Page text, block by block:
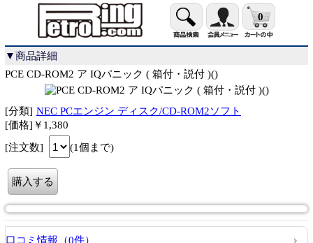
0
▼商品詳細
PCE CD-ROM2 ア IQパニック ( 箱付・説付 )()
[分類] NEC PCエンジン ディスク/CD-ROM2ソフト
[価格]￥1,380
[注文数]
(1個まで)
口コミ情報（0件）